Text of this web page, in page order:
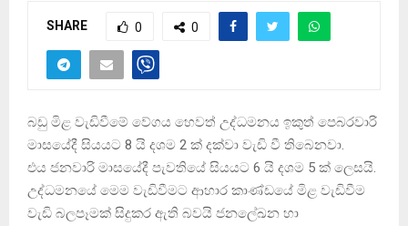
SHARE 0 0
බඩු මිළ වැඩිවීමේ වේගය හෙවත් උද්ධමනය ඉකුත් පෙබරවාරි
මාසයේදී සියයට 8 යි දශම 2 ක් දක්වා වැඩි වී තිබෙනවා.
එය ජනවාරි මාසයේදී පැවතියේ සියයට 6 යි දශම 5 ක් ලෙසයි.
උද්ධමනයේ මෙම වැඩිවීමට ආහාර කාණ්ඩයේ මිළ වැඩිවීම
වැඩි බලපෑමක් සිදුකර ඇති බවයි ජනලේඛන හා